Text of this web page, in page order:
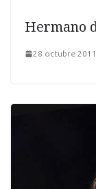
Hermano
28 octubre 2011